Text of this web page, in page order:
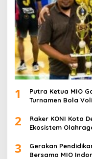
1
Putra Ketua MIO
Turnamen Bola
2
Raker KONI Kota
Ekosistem
3
Gerakan
Bersama MIO